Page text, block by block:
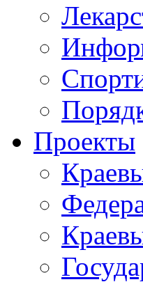
Проекты